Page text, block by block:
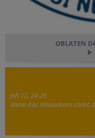
OBLATEN
Joh 12, 24-26
Wenn das Weizenkorn stirbt,